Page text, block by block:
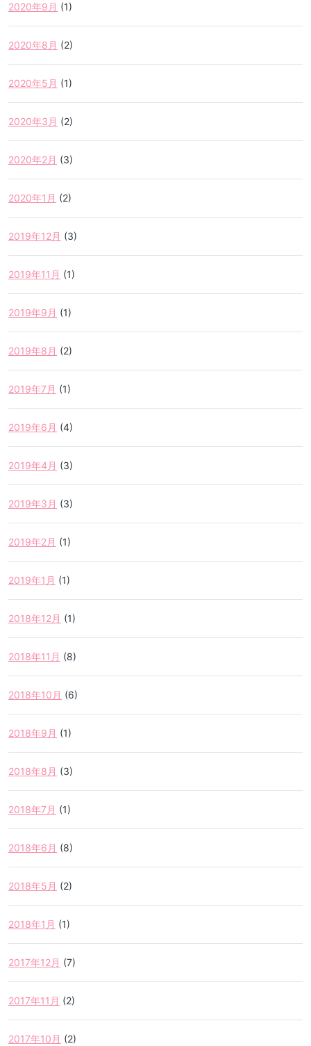
2020年9月 (1)
2020年8月 (2)
2020年5月 (1)
2020年3月 (2)
2020年2月 (3)
2020年1月 (2)
2019年12月 (3)
2019年11月 (1)
2019年9月 (1)
2019年8月 (2)
2019年7月 (1)
2019年6月 (4)
2019年4月 (3)
2019年3月 (3)
2019年2月 (1)
2019年1月 (1)
2018年12月 (1)
2018年11月 (8)
2018年10月 (6)
2018年9月 (1)
2018年8月 (3)
2018年7月 (1)
2018年6月 (8)
2018年5月 (2)
2018年1月 (1)
2017年12月 (7)
2017年11月 (2)
2017年10月 (2)